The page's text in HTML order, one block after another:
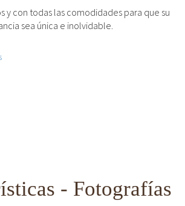
y con todas las comodidades para que su
sea única e inolvidable.
- Fotografías